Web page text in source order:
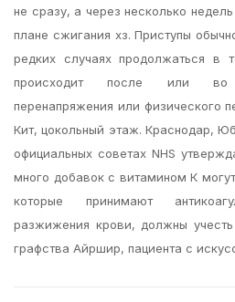
не сразу, а через несколько
плане сжигания хз. Приступы
редких случаях продолжаться в
происходит после или во
перенапряжения или физического
Кит, цокольный этаж. Краснодар,
официальных советах NHS
много добавок с витамином К
которые принимают
разжижения крови, должны
графства Айршир, пациента с